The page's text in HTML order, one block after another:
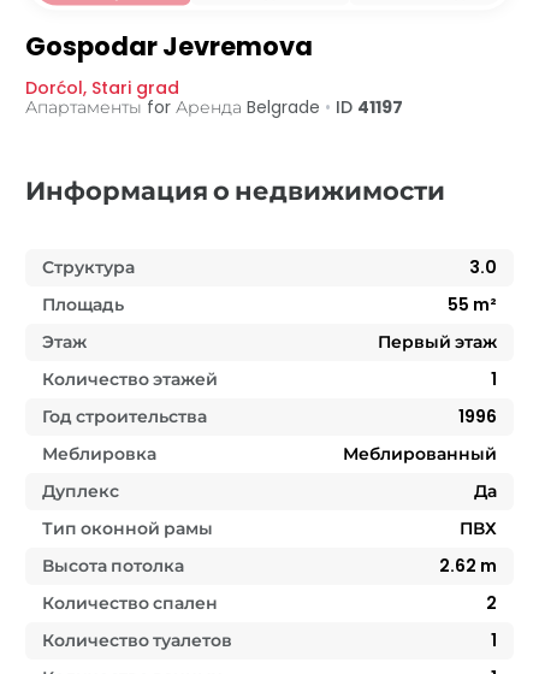
Gospodar Jevremova
Dorćol, Stari grad
Апартаменты for Аренда Belgrade • ID 41197
Информация о недвижимости
Структура
3.0
Площадь
55 m²
Этаж
Первый этаж
Количество этажей
1
Год строительства
1996
Меблировка
Меблированный
Дуплекс
Да
Тип оконной рамы
ПВХ
Высота потолка
2.62 m
Количество спален
2
Количество туалетов
1